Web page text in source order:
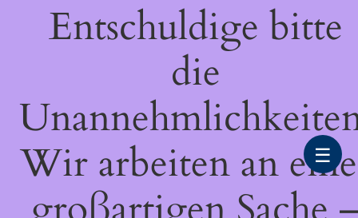
Entschuldige bitte
die
Wir arbeiten an
☰